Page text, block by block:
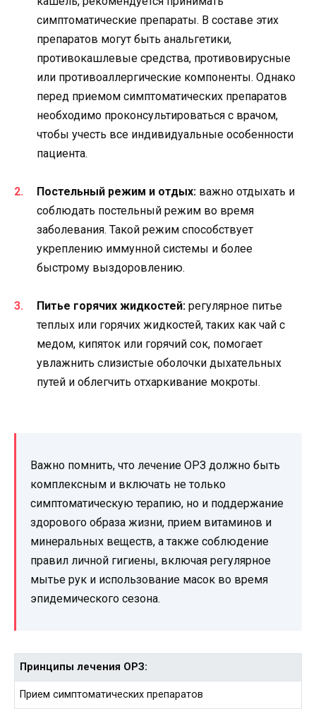
симптоматические препараты. В составе этих
препаратов могут быть анальгетики,
противокашлевые средства, противовирусные
или противоаллергические компоненты. Однако
перед приемом симптоматических препаратов
необходимо проконсультироваться с врачом,
чтобы учесть все индивидуальные особенности
пациента.
Постельный режим и отдых: важно отдыхать и
соблюдать постельный режим во время
заболевания. Такой режим способствует
укреплению иммунной системы и более
быстрому выздоровлению.
Питье горячих жидкостей: регулярное питье
теплых или горячих жидкостей, таких как чай с
медом, кипяток или горячий сок, помогает
увлажнить слизистые оболочки дыхательных
путей и облегчить отхаркивание мокроты.
Важно помнить, что лечение ОРЗ должно быть
комплексным и включать не только
симптоматическую терапию, но и поддержание
здорового образа жизни, прием витаминов и
минеральных веществ, а также соблюдение
правил личной гигиены, включая регулярное
мытье рук и использование масок во время
эпидемического сезона.
Принципы лечения ОРЗ:
Прием симптоматических препаратов